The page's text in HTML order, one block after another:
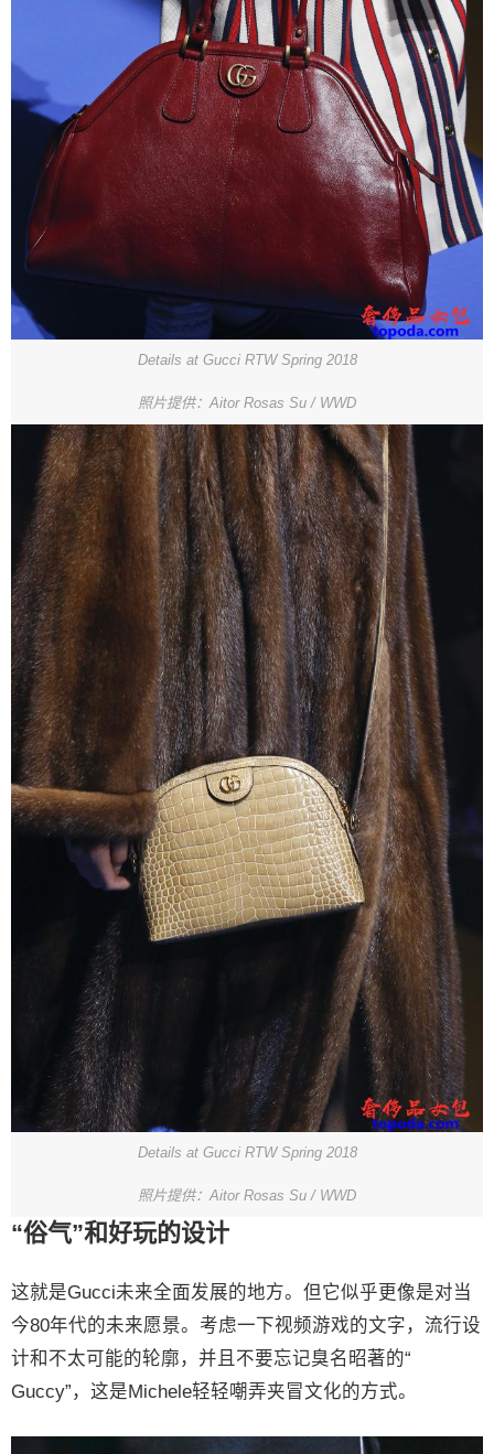
Details at Gucci RTW Spring 2018
照片提供：Aitor Rosas Su / WWD
Details at Gucci RTW Spring 2018
照片提供：Aitor Rosas Su / WWD
“俗气”和好玩的设计
这就是Gucci未来全面发展的地方。但它似乎更像是对当
今80年代的未来愿景。考虑一下视频游戏的文字，流行设
计和不太可能的轮廓，并且不要忘记臭名昭著的“
Guccy”，这是Michele轻轻嘲弄夹冒文化的方式。